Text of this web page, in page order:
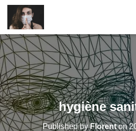
hygiène
Published byFlorenton